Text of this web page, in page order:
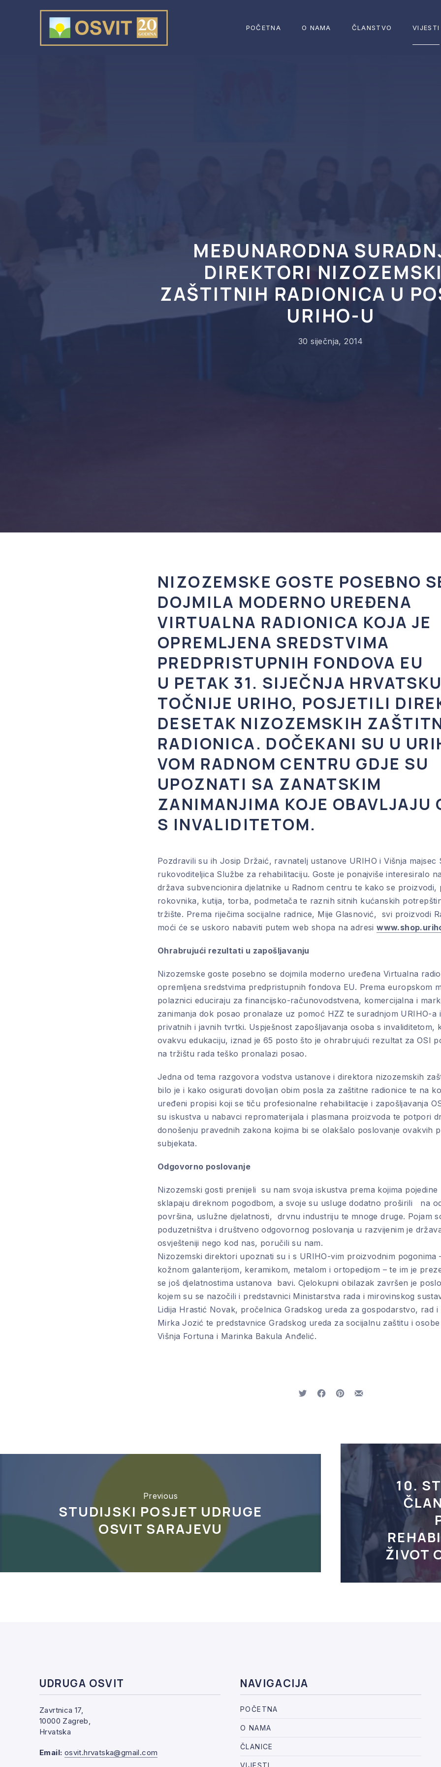
POČETNA O NAMA ČLANSTVO VIJESTI
MEĐUNARODNA
DIREKTORI
ZAŠTITNIH RADIONICA U
URIHO-U
30 siječnja, 2014
NIZOZEMSKE GOSTE POSEBNO
DOJMILA MODERNO UREĐENA
VIRTUALNA RADIONICA KOJA JE
OPREMLJENA SREDSTVIMA
PREDPRISTUPNIH FONDOVA EU
U PETAK 31. SIJEČNJA
TOČNIJE URIHO, POSJETILI
DESETAK NIZOZEMSKIH
RADIONICA. DOČEKANI SU U
VOM RADNOM CENTRU GDJE SU
UPOZNATI SA ZANATSKIM
ZANIMANJIMA KOJE OBAVLJAJU
S INVALIDITETOM.
Pozdravili su ih Josip Držaić, ravnatelj ustanove URIHO i Višnja majsec
rukovoditeljica Službe za rehabilitaciju. Goste je ponajviše interesiralo
država subvencionira djelatnike u Radnom centru te kako se proizvodi,
rokovnika, kutija, torba, podmetača te raznih sitnih kućanskih
tržište. Prema riječima socijalne radnice, Mije Glasnović, svi proizvodi
moći će se uskoro nabaviti putem web shopa na adresi
Ohrabrujući rezultati u zapošljavanju
Nizozemske goste posebno se dojmila moderno uređena Virtualna
opremljena sredstvima predpristupnih fondova EU. Prema europskom
polaznici educiraju za financijsko-računovodstvena, komercijalna i
zanimanja dok posao pronalaze uz pomoć HZZ te suradnjom URIHO-a
privatnih i javnih tvrtki. Uspješnost zapošljavanja osoba s invaliditetom,
ovakvu edukaciju, iznad je 65 posto što je ohrabrujući rezultat za OSI
na tržištu rada teško pronalazi posao.
Jedna od tema razgovora vodstva ustanove i direktora nizozemskih
bilo je i kako osigurati dovoljan obim posla za zaštitne radionice te na
uređeni propisi koji se tiču profesionalne rehabilitacije i zapošljavanja
su iskustva u nabavci repromaterijala i plasmana proizvoda te potpori
donošenju pravednih zakona kojima bi se olakšalo poslovanje ovakvih
subjekata.
Odgovorno poslovanje
Nizozemski gosti prenijeli su nam svoja iskustva prema kojima pojedine
sklapaju direknom pogodbom, a svoje su usluge dodatno proširili na
površina, uslužne djelatnosti, drvnu industriju te mnoge druge. Pojam
poduzetništva i društveno odgovornog poslovanja u razvijenim je
osvješteniji nego kod nas, poručili su nam.
Nizozemski direktori upoznati su i s URIHO-vim proizvodnim pogonima
kožnom galanterijom, keramikom, metalom i ortopedijom – te im je
se još djelatnostima ustanova bavi. Cjelokupni obilazak završen je
kojem su se nazočili i predstavnici Ministarstva rada i mirovinskog
Lidija Hrastić Novak, pročelnica Gradskog ureda za gospodarstvo, rad
Mirka Jozić te predstavnice Gradskog ureda za socijalnu zaštitu i
Višnja Fortuna i Marinka Bakula Anđelić.
TweetShare on Facebook
Share on Pinterest
Share by Email
Previous
STUDIJSKI POSJET UDRUGE
OSVIT SARAJEVU
10.
ŽIVOT
UDRUGA OSVIT
Zavrtnica 17,
10000 Zagreb,
Hrvatska
Email: osvit.hrvatska@gmail.com
NAVIGACIJA
POČETNA
O NAMA
ČLANICE
VIJESTI